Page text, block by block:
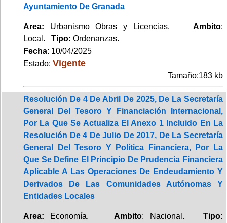
Ayuntamiento De Granada
Area: Urbanismo Obras y Licencias. Ambito:
Local. Tipo: Ordenanzas.
Fecha: 10/04/2025
Estado: Vigente
Tamaño:183 kb
Resolución De 4 De Abril De 2025, De La Secretaría
General Del Tesoro Y Financiación Internacional,
Por La Que Se Actualiza El Anexo 1 Incluido En La
Resolución De 4 De Julio De 2017, De La Secretaría
General Del Tesoro Y Política Financiera, Por La
Que Se Define El Principio De Prudencia Financiera
Aplicable A Las Operaciones De Endeudamiento Y
Derivados De Las Comunidades Autónomas Y
Entidades Locales
Area: Economía. Ambito: Nacional.Tipo: